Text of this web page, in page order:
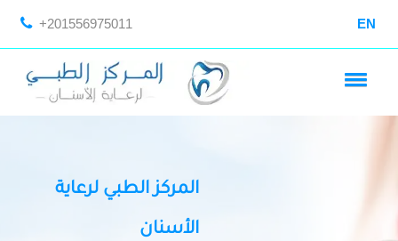
+201556975011 EN
المركز الطبي لرعاية
الأسنان